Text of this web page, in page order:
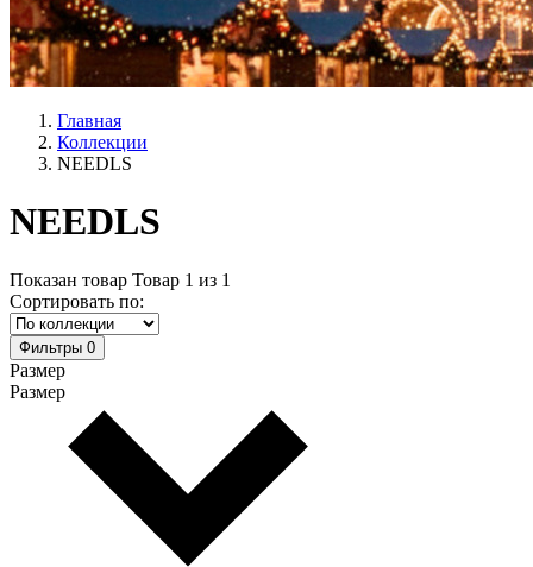
Главная
Коллекции
NEEDLS
NEEDLS
Показан товар Товар 1 из 1
Сортировать по:
Фильтры 0
Размер
Размер